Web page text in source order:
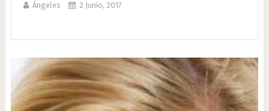
Ángeles 2 Junio, 2017